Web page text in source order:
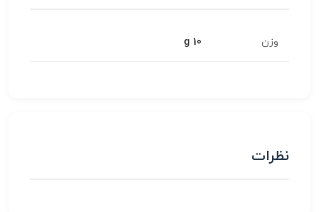
وزن 10 g
نظرات